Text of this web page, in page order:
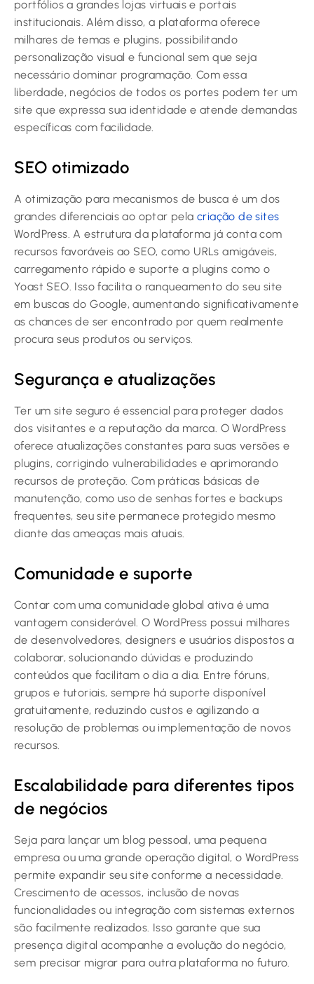
portfólios a grandes lojas virtuais e portais
institucionais. Além disso, a plataforma oferece
milhares de temas e plugins, possibilitando
personalização visual e funcional sem que seja
necessário dominar programação. Com essa
liberdade, negócios de todos os portes podem ter um
site que expressa sua identidade e atende demandas
específicas com facilidade.
SEO otimizado
A otimização para mecanismos de busca é um dos
grandes diferenciais ao optar pela criação de sites
WordPress. A estrutura da plataforma já conta com
recursos favoráveis ao SEO, como URLs amigáveis,
carregamento rápido e suporte a plugins como o
Yoast SEO. Isso facilita o ranqueamento do seu site
em buscas do Google, aumentando significativamente
as chances de ser encontrado por quem realmente
procura seus produtos ou serviços.
Segurança e atualizações
Ter um site seguro é essencial para proteger dados
dos visitantes e a reputação da marca. O WordPress
oferece atualizações constantes para suas versões e
plugins, corrigindo vulnerabilidades e aprimorando
recursos de proteção. Com práticas básicas de
manutenção, como uso de senhas fortes e backups
frequentes, seu site permanece protegido mesmo
diante das ameaças mais atuais.
Comunidade e suporte
Contar com uma comunidade global ativa é uma
vantagem considerável. O WordPress possui milhares
de desenvolvedores, designers e usuários dispostos a
colaborar, solucionando dúvidas e produzindo
conteúdos que facilitam o dia a dia. Entre fóruns,
grupos e tutoriais, sempre há suporte disponível
gratuitamente, reduzindo custos e agilizando a
resolução de problemas ou implementação de novos
recursos.
Escalabilidade para diferentes tipos
de negócios
Seja para lançar um blog pessoal, uma pequena
empresa ou uma grande operação digital, o WordPress
permite expandir seu site conforme a necessidade.
Crescimento de acessos, inclusão de novas
funcionalidades ou integração com sistemas externos
são facilmente realizados. Isso garante que sua
presença digital acompanhe a evolução do negócio,
sem precisar migrar para outra plataforma no futuro.